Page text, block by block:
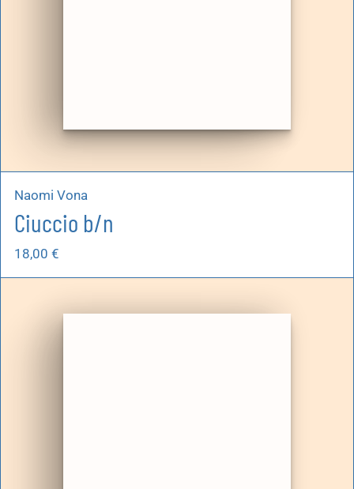
Naomi Vona
Ciuccio b/n
18,00 €